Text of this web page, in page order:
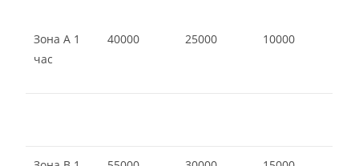
Зона А 1
час
40000 25000 10000